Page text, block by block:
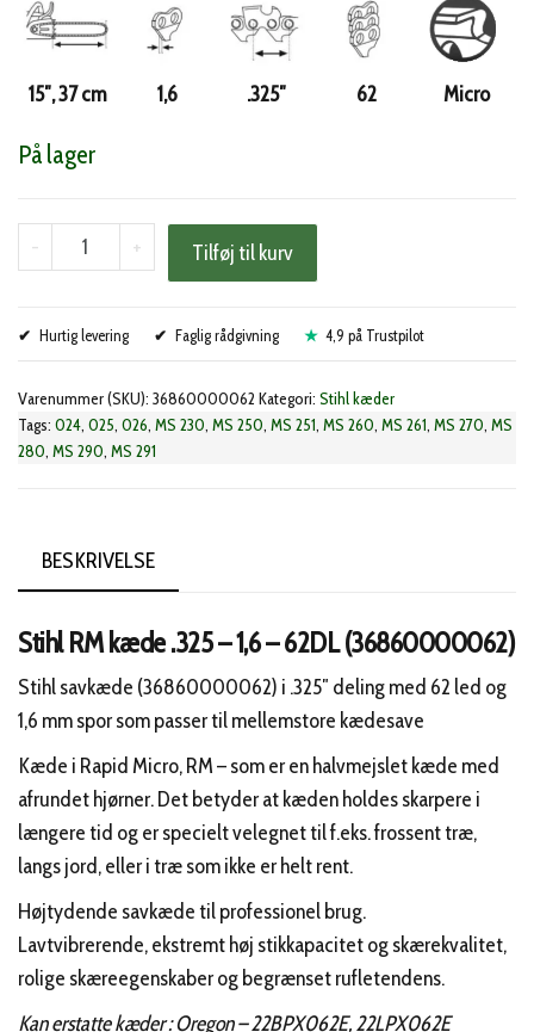
15″, 37 cm 1,6 .325″ 62 Micro
På lager
-
Stihl
RM
.325
1,6
-
+ Tilføj til kurv
Hurtig levering Faglig rådgivning 4,9 på Trustpilot
Varenummer (SKU): 36860000062 Kategori: Stihl kæder
Tags: 024 025 026 MS 230 MS 250 MS 251 MS 260 MS 261 MS 270 MS
280 MS 290 MS 291
BESKRIVELSE
Stihl RM kæde .325 – 1,6 – 62DL (36860000062)
Stihl savkæde (36860000062) i .325″ deling med 62 led og
1,6 mm spor som passer til mellemstore kædesave
Kæde i Rapid Micro, RM – som er en halvmejslet kæde med
afrundet hjørner. Det betyder at kæden holdes skarpere i
længere tid og er specielt velegnet til f.eks. frossent træ,
langs jord, eller i træ som ikke er helt rent.
Højtydende savkæde til professionel brug.
Lavtvibrerende, ekstremt høj stikkapacitet og skærekvalitet,
rolige skæreegenskaber og begrænset rufletendens.
Kan erstatte kæder : Oregon – 22BPX062E, 22LPX062E